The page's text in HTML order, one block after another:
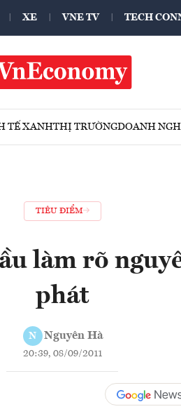
XE VNE TV TECH
TẾ XANHTHỊ TRƯỜNGDOANH
TIÊU ĐIỂM
làm rõ
phát
N Nguyên Hà
20:39, 08/09/2011